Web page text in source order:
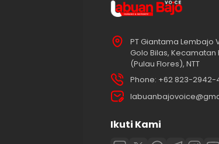
PT Giantama Lembajo
Golo Bilas,
(Pulau Flores), NTT
Phone: +62 823-2942-
Ikuti Kami